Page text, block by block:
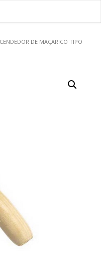
DE MAÇARICO TIPO